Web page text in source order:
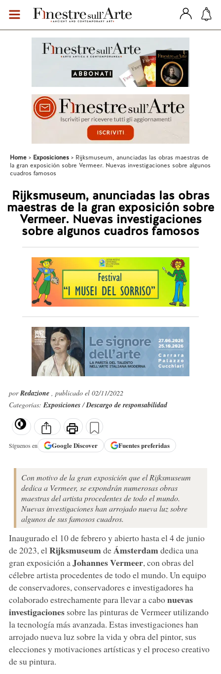
Home Exposiciones
Rijksmuseum, anunciadas las obras maestras de
la gran exposición sobre Vermeer. Nuevas investigaciones sobre algunos
cuadros famosos
Rijksmuseum, anunciadas las obras
maestras de la gran exposición sobre
Vermeer. Nuevas investigaciones
sobre algunos cuadros famosos
porRedazione , publicado el 02/11/2022
Categorías:Exposiciones/Descargo de responsabilidad
Síguenos en GoogleDiscover Fuentes preferidas
Con motivo de la gran exposición que el Rijksmuseum
dedica a Vermeer, se expondrán numerosas obras
maestras del artista procedentes de todo el mundo.
Nuevas investigaciones han arrojado nueva luz sobre
algunos de sus famosos cuadros.
Inaugurado el 10 de febrero y abierto hasta el 4 de junio
de 2023, el RijksmuseumdeÁmsterdamdedica una
gran exposición aJohannes Vermeer, con obras del
célebre artista procedentes de todo el mundo. Un equipo
de conservadores, conservadores e investigadores ha
colaborado estrechamente para llevar a cabonuevas
investigacionessobre las pinturas de Vermeer utilizando
la tecnología más avanzada. Estas investigaciones han
arrojado nueva luz sobre la vida y obra del pintor, sus
elecciones y motivaciones artísticas y el proceso creativo
de su pintura.